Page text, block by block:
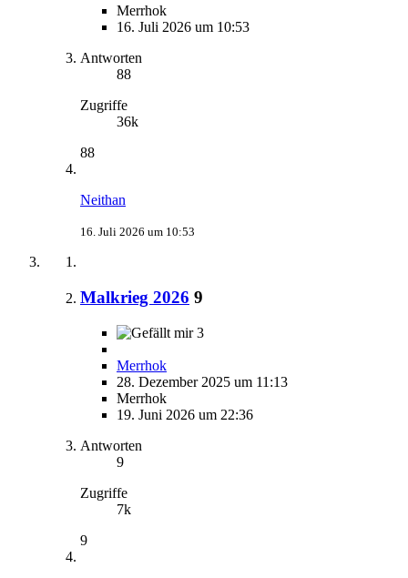
Merrhok
16. Juli 2026 um 10:53
Antworten
88
Zugriffe
36k
88
Neithan
16. Juli 2026 um 10:53
Malkrieg 2026 9
3
Merrhok
28. Dezember 2025 um 11:13
Merrhok
19. Juni 2026 um 22:36
Antworten
9
Zugriffe
7k
9